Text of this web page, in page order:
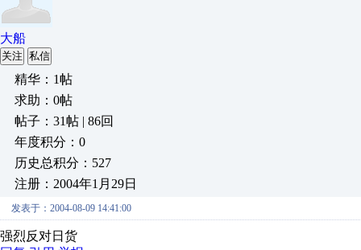
大船
关注 私信
精华：1帖
求助：0帖
帖子：31帖 | 86回
年度积分：0
历史总积分：527
注册：2004年1月29日
发表于：2004-08-09 14:41:00
强烈反对日货